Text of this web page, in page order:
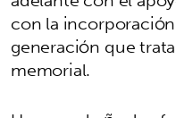
con la
generación que
memorial.